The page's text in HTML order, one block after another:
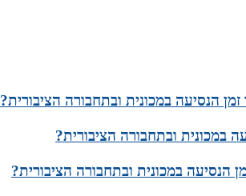
הנסיעה במכונית ובתחבורה הציבורית?
במכונית ובתחבורה הציבורית?
במכונית ובתחבורה הציבורית?